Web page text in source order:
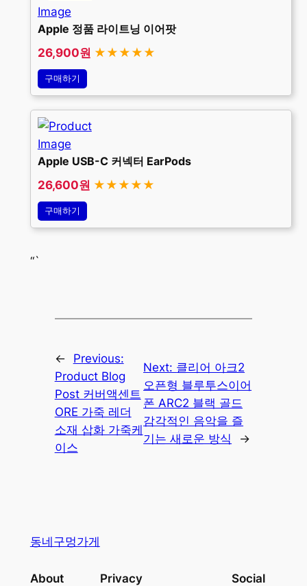
Apple 정품 라이트닝 이어팟
26,900원 ★★★★★
구매하기
Apple USB-C 커넥터 EarPods
26,600원 ★★★★★
구매하기
“`
←
Previous:
Product Blog
Post 커버액센트
ORE 가죽 레더
소재 삽화 가죽케
이스
Next: 클리어 아크2
오픈형 블루투스이어
폰 ARC2 블랙 골드
감각적인 음악을 즐
기는 새로운 방식
→
동네구멍가게
About Privacy Social